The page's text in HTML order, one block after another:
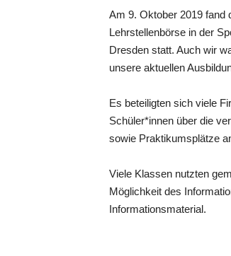
Am 9. Oktober 2019 fand
Lehrstellenbörse in der
Dresden statt. Auch wir
unsere aktuellen
Es beteiligten sich viele
Schüler*innen über die
sowie Praktikumsplätze
Viele Klassen nutzten
Möglichkeit des
Informationsmaterial.